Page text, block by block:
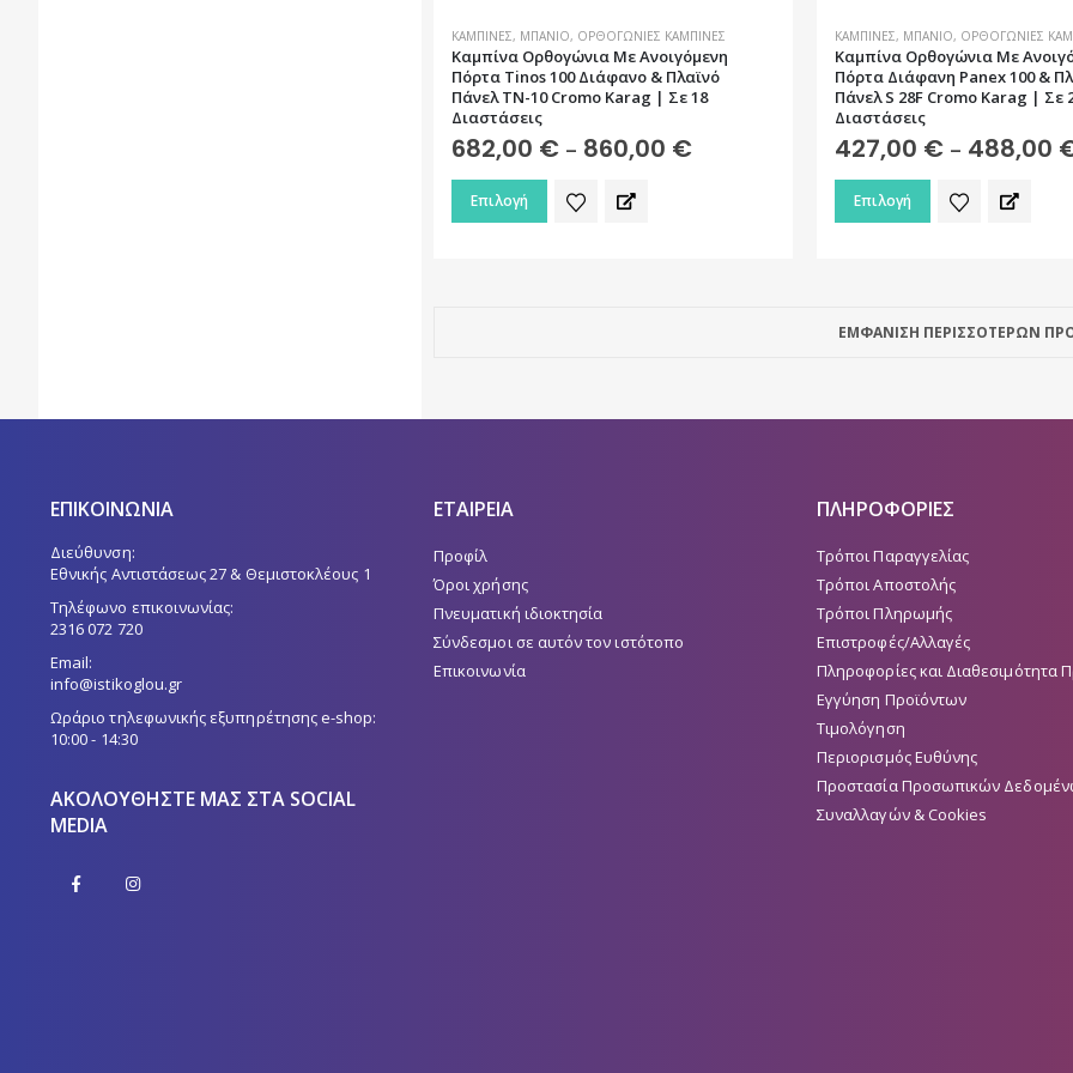
ΚΑΜΠΊΝΕΣ, ΜΠΆΝΙΟ, ΟΡΘΟΓΏΝΙΕΣ ΚΑΜΠΊΝΕΣ
Καμπίνα Ορθογώνια Με Ανοιγόμενη
Πόρτα Tinos 100 Διάφανο & Πλαϊνό
Πάνελ TN-10 Cromo Karag | Σε 18
Διαστάσεις
682,00 € – 860,00 €Price
Επιλογή
Αυτό
το
μπορούν
στη
του
προϊόντος
ΚΑΜΠΊΝΕΣ, ΜΠΆΝΙΟ, ΟΡΘΟΓΏΝΙΕΣ
Καμπίνα Ορθογώνια Με
Πόρτα Διάφανη Panex 100 &
Πάνελ S 28F Cromo Karag | Σε
Διαστάσεις
427,00 € – 488,00
Επιλογή
Αυτό
το
παραλλαγές.
μπορούν
στη
του
προϊόντος
ΕΜΦΑΝΙΣΗ ΠΕΡΙΣΣΟΤΕΡΩΝ
ΕΠΙΚΟΙΝΩΝΙΑ
Διεύθυνση:
Εθνικής Αντιστάσεως 27 & Θεμιστοκλέους 1
Τηλέφωνο επικοινωνίας:
2316 072 720
Email:
info@istikoglou.gr
Ωράριο τηλεφωνικής εξυπηρέτησης e-shop:
10:00 - 14:30
ΑΚΟΛΟΥΘΉΣΤΕ ΜΑΣ ΣΤΑ SOCIAL
MEDIA
ΕΤΑΙΡΕΙΑ
Προφίλ
Όροι χρήσης
Πνευματική ιδιοκτησία
Σύνδεσμοι σε αυτόν τον ιστότοπο
Επικοινωνία
ΠΛΗΡΟΦΟΡΙΕΣ
Τρόποι Παραγγελίας
Τρόποι Αποστολής
Τρόποι Πληρωμής
Επιστροφές/Αλλαγές
Πληροφορίες και Διαθεσιμότητα
Εγγύηση Προϊόντων
Τιμολόγηση
Περιορισμός Ευθύνης
Προστασία Προσωπικών
Συναλλαγών & Cookies